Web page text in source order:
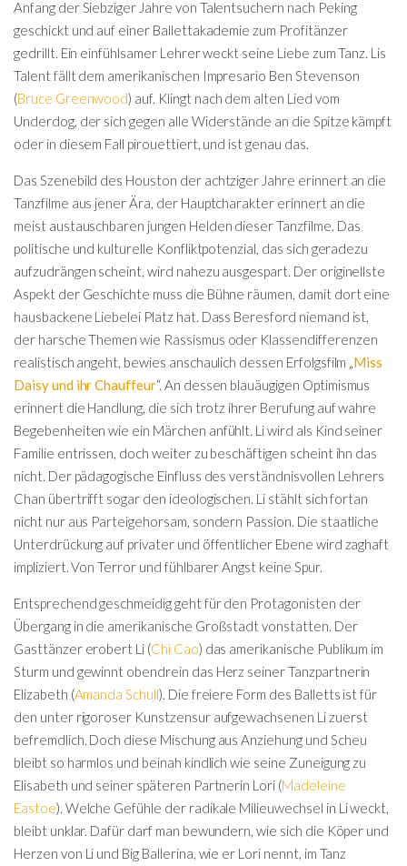
Anfang der Siebziger Jahre von Talentsuchern nach Peking
geschickt und auf einer Ballettakademie zum Profitänzer
gedrillt. Ein einfühlsamer Lehrer weckt seine Liebe zum Tanz. Lis
Talent fällt dem amerikanischen Impresario Ben Stevenson
(Bruce Greenwood) auf. Klingt nach dem alten Lied vom
Underdog, der sich gegen alle Widerstände an die Spitze kämpft
oder in diesem Fall pirouettiert, und ist genau das.
Das Szenebild des Houston der achtziger Jahre erinnert an die
Tanzfilme aus jener Ära, der Hauptcharakter erinnert an die
meist austauschbaren jungen Helden dieser Tanzfilme. Das
politische und kulturelle Konfliktpotenzial, das sich geradezu
aufzudrängen scheint, wird nahezu ausgespart. Der originellste
Aspekt der Geschichte muss die Bühne räumen, damit dort eine
hausbackene Liebelei Platz hat. Dass Beresford niemand ist,
der harsche Themen wie Rassismus oder Klassendifferenzen
realistisch angeht, bewies anschaulich dessen Erfolgsfilm „ Miss
Daisy und ihr Chauffeur“. An dessen blauäugigen Optimismus
erinnert die Handlung, die sich trotz ihrer Berufung auf wahre
Begebenheiten wie ein Märchen anfühlt. Li wird als Kind seiner
Familie entrissen, doch weiter zu beschäftigen scheint ihn das
nicht. Der pädagogische Einfluss des verständnisvollen Lehrers
Chan übertrifft sogar den ideologischen. Li stählt sich fortan
nicht nur aus Parteigehorsam, sondern Passion. Die staatliche
Unterdrückung auf privater und öffentlicher Ebene wird zaghaft
impliziert. Von Terror und fühlbarer Angst keine Spur.
Entsprechend geschmeidig geht für den Protagonisten der
Übergang in die amerikanische Großstadt vonstatten. Der
Gasttänzer erobert Li (Chi Cao) das amerikanische Publikum im
Sturm und gewinnt obendrein das Herz seiner Tanzpartnerin
Elizabeth (Amanda Schull). Die freiere Form des Balletts ist für
den unter rigoroser Kunstzensur aufgewachsenen Li zuerst
befremdlich. Doch diese Mischung aus Anziehung und Scheu
bleibt so harmlos und beinah kindlich wie seine Zuneigung zu
Elisabeth und seiner späteren Partnerin Lori (Madeleine
Eastoe). Welche Gefühle der radikale Milieuwechsel in Li weckt,
bleibt unklar. Dafür darf man bewundern, wie sich die Köper und
Herzen von Li und Big Ballerina, wie er Lori nennt, im Tanz